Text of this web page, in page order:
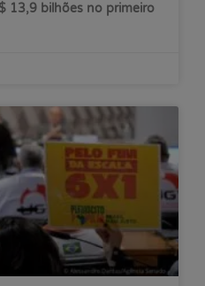
13,9 bilhões no primeiro